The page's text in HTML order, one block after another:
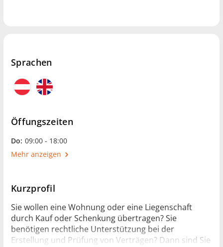
Sprachen
Öffungszeiten
Do: 09:00 - 18:00
Mehr anzeigen
Kurzprofil
Sie wollen eine Wohnung oder eine Liegenschaft
durch Kauf oder Schenkung übertragen? Sie
benötigen rechtliche Unterstützung bei der
Erstellung und Prüfung von Verträgen? Dann sind Sie